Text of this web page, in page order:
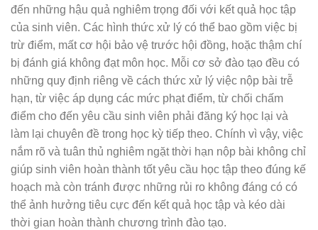
đến những hậu quả nghiêm trọng đối với kết quả học tập
của sinh viên. Các hình thức xử lý có thể bao gồm việc bị
trừ điểm, mất cơ hội bảo vệ trước hội đồng, hoặc thậm chí
bị đánh giá không đạt môn học. Mỗi cơ sở đào tạo đều có
những quy định riêng về cách thức xử lý việc nộp bài trễ
hạn, từ việc áp dụng các mức phạt điểm, từ chối chấm
điểm cho đến yêu cầu sinh viên phải đăng ký học lại và
làm lại chuyên đề trong học kỳ tiếp theo. Chính vì vậy, việc
nắm rõ và tuân thủ nghiêm ngặt thời hạn nộp bài không chỉ
giúp sinh viên hoàn thành tốt yêu cầu học tập theo đúng kế
hoạch mà còn tránh được những rủi ro không đáng có có
thể ảnh hưởng tiêu cực đến kết quả học tập và kéo dài
thời gian hoàn thành chương trình đào tạo.